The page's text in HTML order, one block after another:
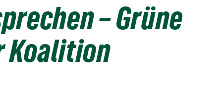
– Grüne
Koalition